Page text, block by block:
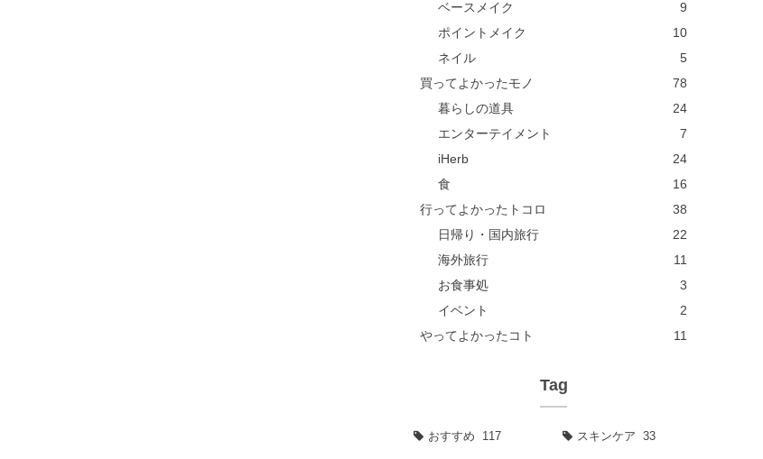
ベースメイク
9
ポイントメイク
10
ネイル
5
買ってよかったモノ
78
暮らしの道具
24
エンターテイメント
7
iHerb
24
食
16
行ってよかったトコロ
38
日帰り・国内旅行
22
海外旅行
11
お食事処
3
イベント
2
やってよかったコト
11
Tag
おすすめ 117 スキンケア 33